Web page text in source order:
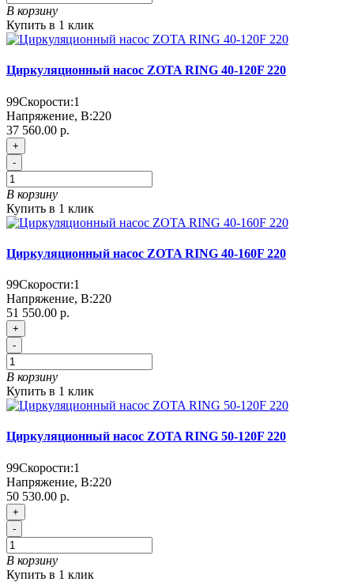
В корзину
Купить в 1 клик
Циркуляционный насос ZOTA RING 40-120F 220
99Скорости:1
Напряжение, В:220
37 560.00 р.
+
-
В корзину
Купить в 1 клик
Циркуляционный насос ZOTA RING 40-160F 220
99Скорости:1
Напряжение, В:220
51 550.00 р.
+
-
В корзину
Купить в 1 клик
Циркуляционный насос ZOTA RING 50-120F 220
99Скорости:1
Напряжение, В:220
50 530.00 р.
+
-
В корзину
Купить в 1 клик